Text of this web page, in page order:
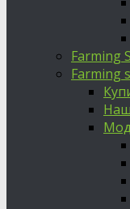
Farming
Farming